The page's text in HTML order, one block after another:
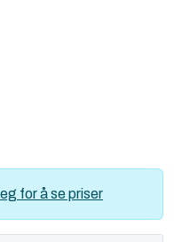
for å se priser